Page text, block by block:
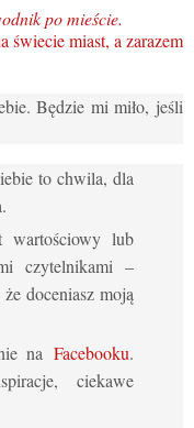
po mieście.
świecie miast, a zarazem
Będzie mi miło, jeśli
to chwila, dla
wartościowy lub
czytelnikami –
doceniasz moją
na Facebooku.
ciekawe